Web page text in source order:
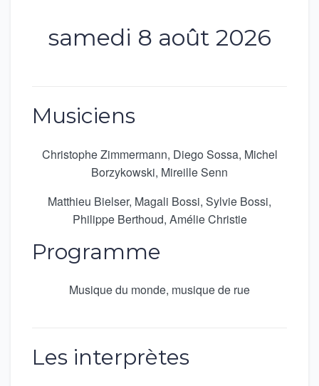
samedi 8 août 2026
Musiciens
Christophe Zimmermann, Diego Sossa, Michel
Borzykowski, Mireille Senn
Matthieu Bielser, Magali Bossi, Sylvie Bossi,
Philippe Berthoud, Amélie Christie
Programme
Musique du monde, musique de rue
Les interprètes